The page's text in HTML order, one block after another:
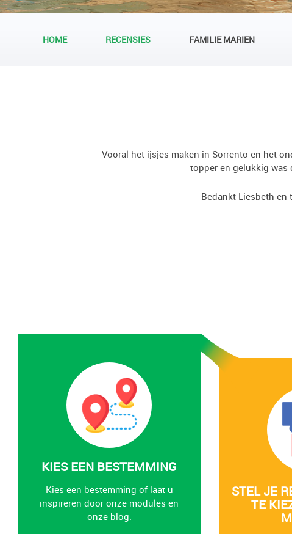
HOME RECENSIES FAMILIE MARIEN
Vooral het ijsjes maken in Sorrento en het
topper en gelukkig was
Bedankt Liesbeth en
KIES EEN BESTEMMING
Kies een bestemming of laat u
inspireren door onze modules en
onze blog.
STEL JE
TE